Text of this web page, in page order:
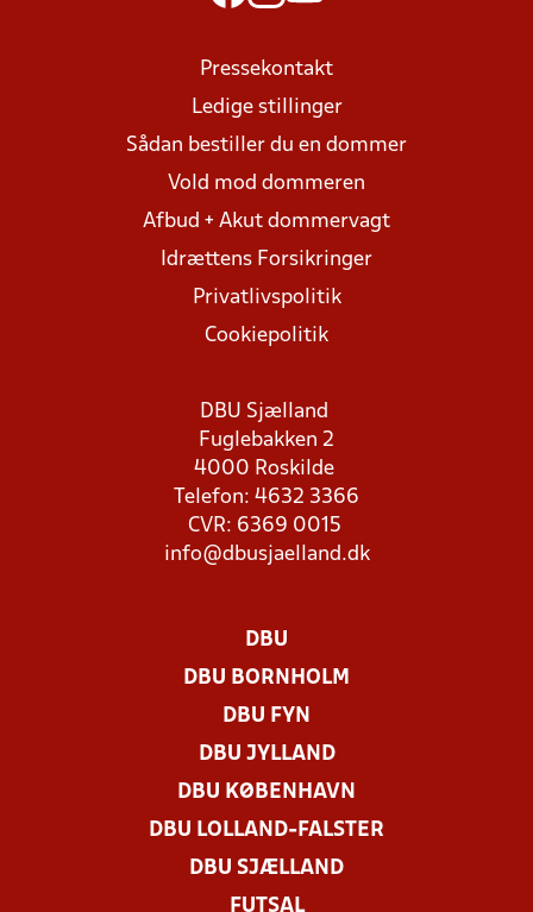
Pressekontakt
Ledige stillinger
Sådan bestiller du en dommer
Vold mod dommeren
Afbud + Akut dommervagt
Idrættens Forsikringer
Privatlivspolitik
Cookiepolitik
DBU Sjælland
Fuglebakken 2
4000 Roskilde
Telefon: 4632 3366
CVR: 6369 0015
info@dbusjaelland.dk
DBU
DBU BORNHOLM
DBU FYN
DBU JYLLAND
DBU KØBENHAVN
DBU LOLLAND-FALSTER
DBU SJÆLLAND
FUTSAL